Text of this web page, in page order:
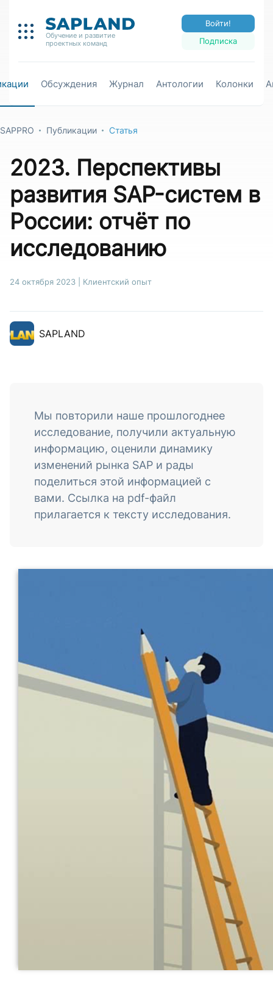
Обучение и развитие
проектных команд
Подписка
Войти!
Обсуждения Журнал Антологии Колонки
SAPPRO Публикации Статья
2023. Перспективы
развития SAP-систем в
России: отчёт по
исследованию
24 октября 2023 Клиентский опыт
SAPLAND
Мы повторили наше прошлогоднее
исследование, получили актуальную
информацию, оценили динамику
изменений рынка SAP и рады
поделиться этой информацией с
вами. Ссылка на pdf-файл
прилагается к тексту исследования.